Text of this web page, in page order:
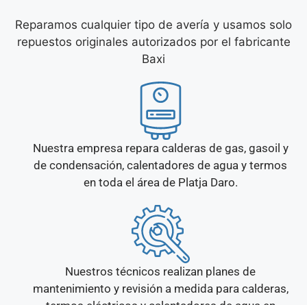
Reparamos cualquier tipo de avería y usamos solo
repuestos originales autorizados por el fabricante
Baxi
Nuestra empresa repara calderas de gas, gasoil y
de condensación, calentadores de agua y termos
en toda el área de Platja Daro.
Nuestros técnicos realizan planes de
mantenimiento y revisión a medida para calderas,